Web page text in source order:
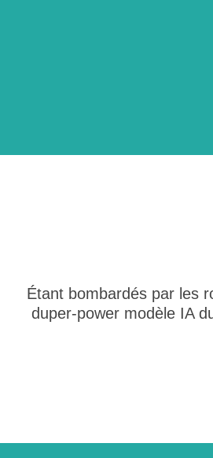
Étant bombardés par les
duper-power modèle IA